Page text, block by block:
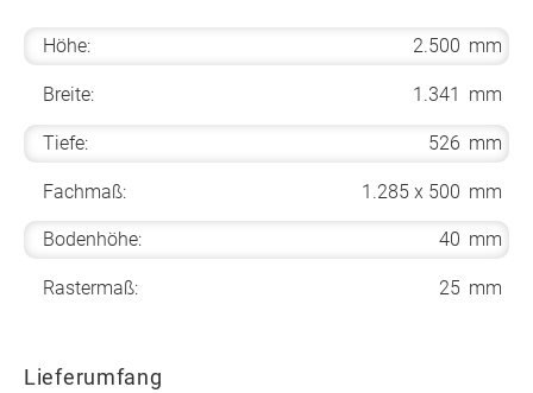
Höhe: 2.500 mm
Breite: 1.341 mm
Tiefe: 526 mm
Fachmaß: 1.285 x 500 mm
Bodenhöhe: 40 mm
Rastermaß: 25 mm
Lieferumfang